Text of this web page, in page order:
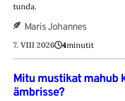
tunda.‎
Maris Johannes
7. VIII 2026 4minutit
Mitu mustikat mahub
ämbrisse?